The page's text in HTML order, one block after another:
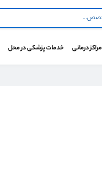
مراکز درمانی خدمات پزشکی در محل